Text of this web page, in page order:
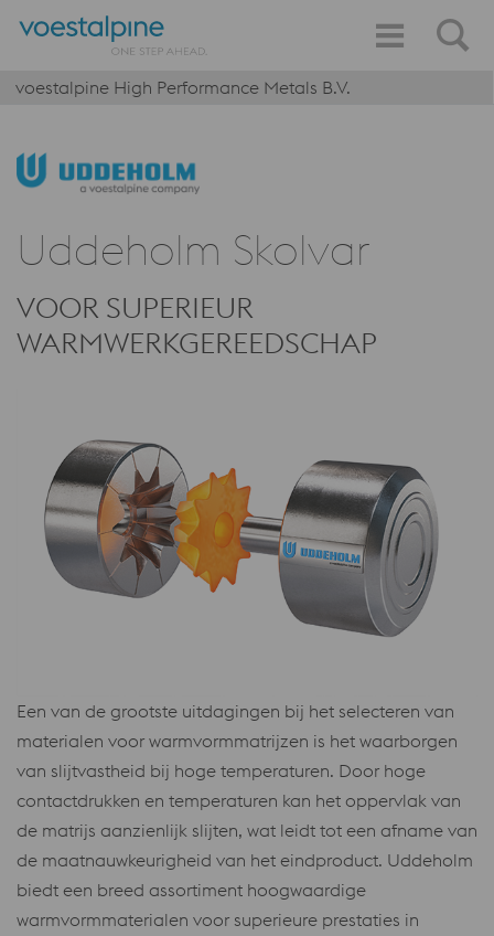
voestalpine High Performance Metals B.V.
Uddeholm Skolvar
VOOR SUPERIEUR
WARMWERKGEREEDSCHAP
Een van de grootste uitdagingen bij het selecteren van
materialen voor warmvormmatrijzen is het waarborgen
van slijtvastheid bij hoge temperaturen. Door hoge
contactdrukken en temperaturen kan het oppervlak van
de matrijs aanzienlijk slijten, wat leidt tot een afname van
de maatnauwkeurigheid van het eindproduct. Uddeholm
biedt een breed assortiment hoogwaardige
warmvormmaterialen voor superieure prestaties in